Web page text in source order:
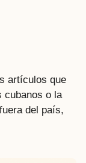
artículos que
cubanos o la
del país,